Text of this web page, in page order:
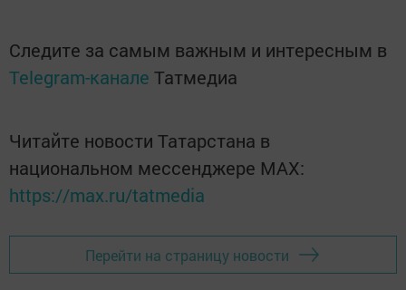
Следите за самым важным и интересным в
Telegram-канале Татмедиа
Читайте новости Татарстана в
национальном мессенджере MАХ:
https://max.ru/tatmedia
Перейти на страницу новости